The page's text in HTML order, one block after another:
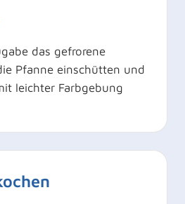
das gefrorene
Pfanne einschütten und
leichter Farbgebung